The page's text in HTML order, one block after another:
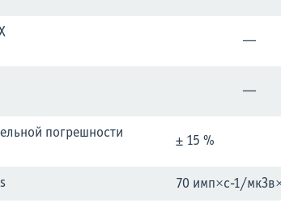
—
—
погрешности
± 15 %
70 имп×с-1/